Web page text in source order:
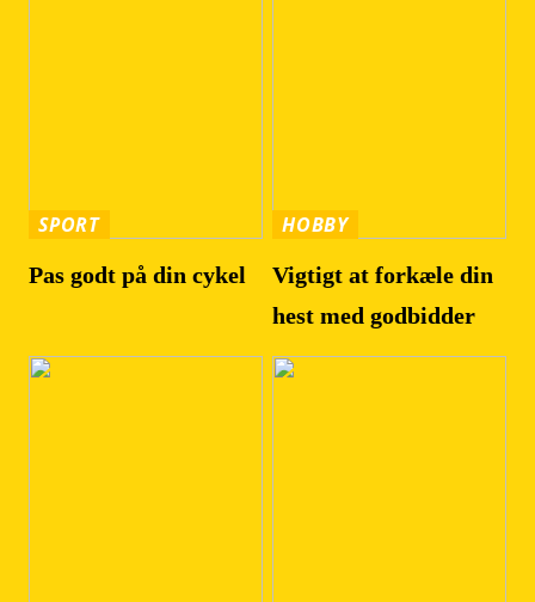
SPORT
Pas godt på din cykel
HOBBY
Vigtigt at forkæle din
hest med godbidder